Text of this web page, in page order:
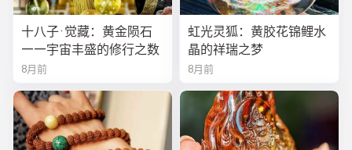
十八子·觉藏：黄金陨石
——宇宙丰盛的修行之数
8月前
虹光灵狐：黄胶花锦鲤水
晶的祥瑞之梦
8月前